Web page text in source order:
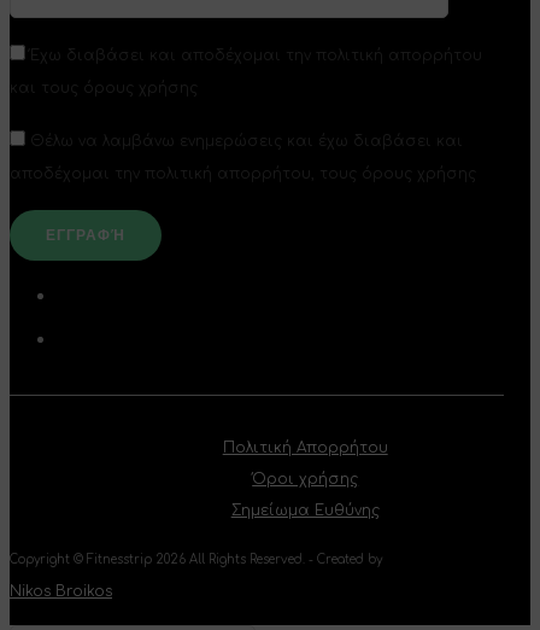
Έχω διαβάσει και αποδέχομαι την πολιτική απορρήτου
και τους όρους χρήσης
Θέλω να λαμβάνω ενημερώσεις και έχω διαβάσει και
αποδέχομαι την πολιτική απορρήτου, τους όρους χρήσης
Πολιτική Απορρήτου
Όροι χρήσης
Σημείωμα Ευθύνης
Copyright © Fitnesstrip 2026 All Rights Reserved. - Created by
Nikos Broikos